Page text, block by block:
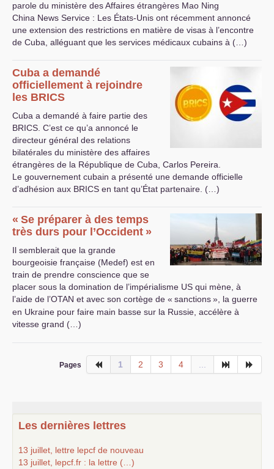
parole du ministère des Affaires étrangères Mao Ning
China News Service : Les États-Unis ont récemment annoncé
une extension des restrictions en matière de visas à l’encontre
de Cuba, alléguant que les services médicaux cubains à (…)
Cuba a demandé
officiellement à rejoindre
les BRICS
Cuba a demandé à faire partie des
BRICS . C’est ce qu’a annoncé le
directeur général des relations
bilatérales du ministère des affaires
étrangères de la République de Cuba, Carlos Pereira.
Le gouvernement cubain a présenté une demande officielle
d’adhésion aux BRICS en tant qu’État partenaire. (…)
« Se préparer à des temps
très durs pour l’Occident »
Il semblerait que la grande
bourgeoisie française (Medef) est en
train de prendre conscience que se
placer sous la domination de l’impérialisme US qui mène, à
l’aide de l’OTAN et avec son cortège de « sanctions», la guerre
en Ukraine pour faire main basse sur la Russie, accélère à
vitesse grand (…)
Pages 1 2 3 4
Les dernières lettres
13 juillet, lettre lepcf de nouveau
13 juillet, lepcf.fr : la lettre (…)